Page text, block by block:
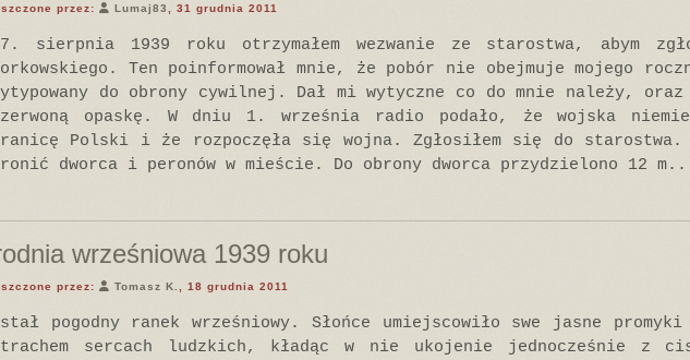
przez: Lumaj83 , 31 grudnia 2011
sierpnia 1939 roku otrzymałem wezwanie ze starostwa, abym
Ten poinformował mnie, że pobór nie obejmuje mojego
do obrony cywilnej. Dał mi wytyczne co do mnie należy,
opaskę. W dniu 1. września radio podało, że wojska
Polski i że rozpoczęła się wojna. Zgłosiłem się do starostwa.
dworca i peronów w mieście. Do obrony dworca przydzielono 12
wrześniowa 1939 roku
przez: Tomasz K. , 18 grudnia 2011
pogodny ranek wrześniowy. Słońce umiejscowiło swe jasne
sercach ludzkich, kładąc w nie ukojenie jednocześnie z